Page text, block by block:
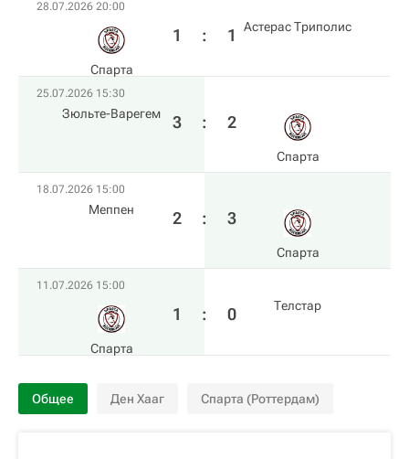
28.07.2026 20:00
Спарта
1 : 1 Астерас Триполис
25.07.2026 15:30
Зюльте-Варегем 3 : 2
Спарта
18.07.2026 15:00
Меппен 2 : 3
Спарта
11.07.2026 15:00
Спарта
1 : 0 Телстар
Общее Ден Хааг Спарта (Роттердам)